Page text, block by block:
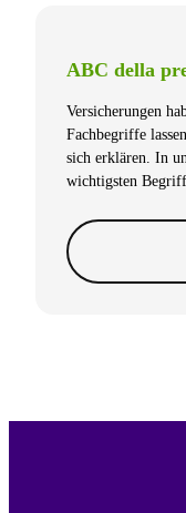
ABC della
Versicherungen
Fachbegriffe
sich erklären. In
wichtigsten